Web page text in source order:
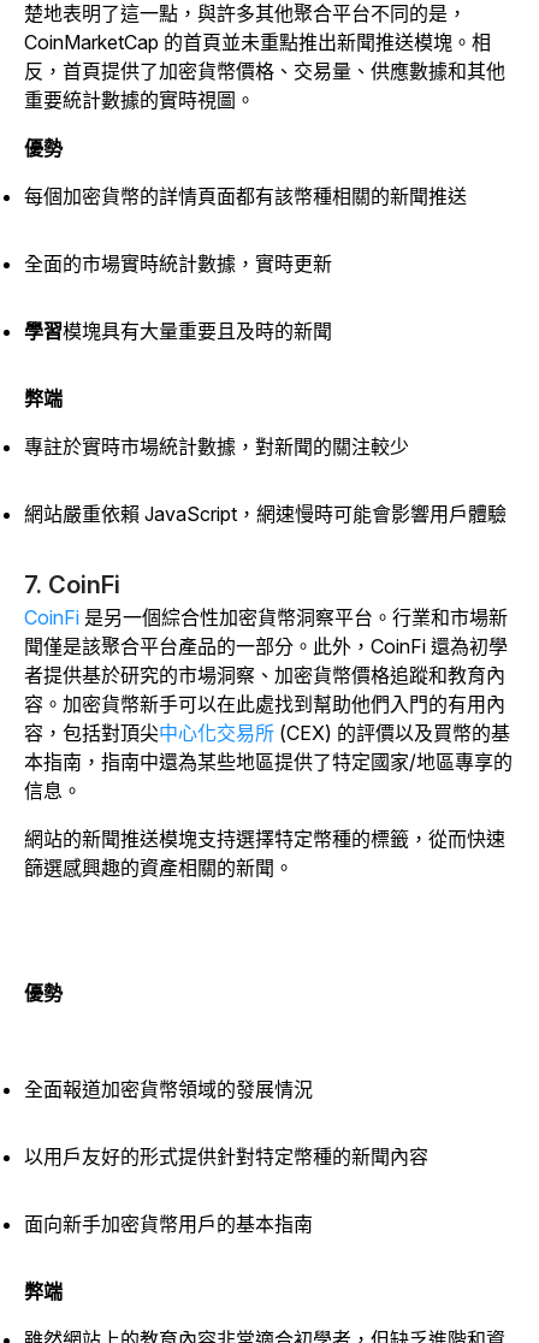
楚地表明了這一點，與許多其他聚合平台不同的是，
CoinMarketCap 的首頁並未重點推出新聞推送模塊。相
反，首頁提供了加密貨幣價格、交易量、供應數據和其他
重要統計數據的實時視圖。
優勢
每個加密貨幣的詳情頁面都有該幣種相關的新聞推送
全面的市場實時統計數據，實時更新
學習模塊具有大量重要且及時的新聞
弊端
專註於實時市場統計數據，對新聞的關注較少
網站嚴重依賴 JavaScript，網速慢時可能會影響用戶體驗
7. CoinFi
CoinFi 是另一個綜合性加密貨幣洞察平台。行業和市場新
聞僅是該聚合平台產品的一部分。此外，CoinFi 還為初學
者提供基於研究的市場洞察、加密貨幣價格追蹤和教育內
容。加密貨幣新手可以在此處找到幫助他們入門的有用內
容，包括對頂尖中心化交易所 (CEX) 的評價以及買幣的基
本指南，指南中還為某些地區提供了特定國家/地區專享的
信息。
網站的新聞推送模塊支持選擇特定幣種的標籤，從而快速
篩選感興趣的資產相關的新聞。
優勢
全面報道加密貨幣領域的發展情況
以用戶友好的形式提供針對特定幣種的新聞內容
面向新手加密貨幣用戶的基本指南
弊端